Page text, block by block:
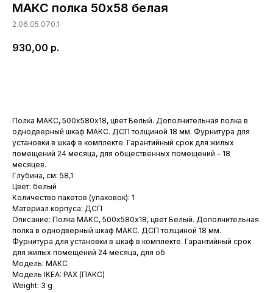
МАКС полка 50х58 белая
2.06.05.070.1
930,00 р.
Полка МАКС, 500х580х18, цвет Белый. Дополнительная полка в
однодверный шкаф МАКС. ДСП толщиной 18 мм. Фурнитура для
установки в шкаф в комплекте. Гарантийный срок для жилых
помещений 24 месяца, для общественных помещений - 18
месяцев.
Глубина, см: 58,1
Цвет: белый
Количество пакетов (упаковок): 1
Материал корпуса: ДСП
Описание: Полка МАКС, 500х580х18, цвет Белый. Дополнительная
полка в однодверный шкаф МАКС. ДСП толщиной 18 мм.
Фурнитура для установки в шкаф в комплекте. Гарантийный срок
для жилых помещений 24 месяца, для об
Модель: МАКС
Модель IKEA: PAX (ПАКС)
Weight: 3 g